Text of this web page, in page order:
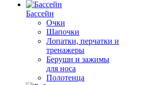
Бассейн
Очки
Шапочки
Лопатки, перчатки и
тренажеры
Беруши и зажимы
для носа
Полотенца